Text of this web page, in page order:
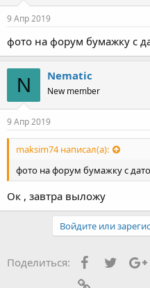
9 Апр 2019
фото на форум бумажку с
N Nematic
New member
9 Апр 2019
maksim74 написал(а):
фото на форум бумажку с
Ок , завтра выложу
Войдите или
Поделиться: FacebookTwitter